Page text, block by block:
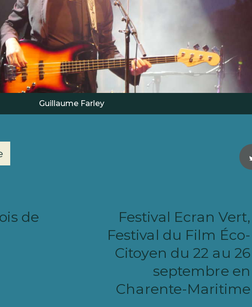
Guillaume Farley
de
Festival Ecran Vert,
Festival du Film Éco-
Citoyen du 22 au 26
septembre en
Charente-Maritime